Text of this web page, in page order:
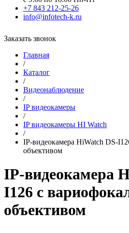
+7 843 212-25-26
info@infotech-k.ru
Заказать звонок
Главная
/
Каталог
/
Видеонаблюдение
/
IP видеокамеры
/
IP видеокамеры HI Watch
/
IP-видеокамера HiWatch DS-
объективом
IP-видеокамера
I126 с
объективом